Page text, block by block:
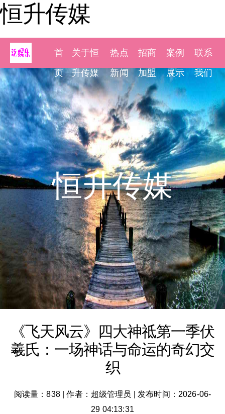
恒升传媒
首
页
关于恒
升传媒
热点
新闻
招商
加盟
案例
展示
联系
我们
恒升传媒
《飞天风云》四大神祗第一季伏
羲氏：一场神话与命运的奇幻交
织
阅读量：838|作者：超级管理员
发布时间：2026-06-
29 04:13:31